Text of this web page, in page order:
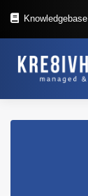
Knowledgebase